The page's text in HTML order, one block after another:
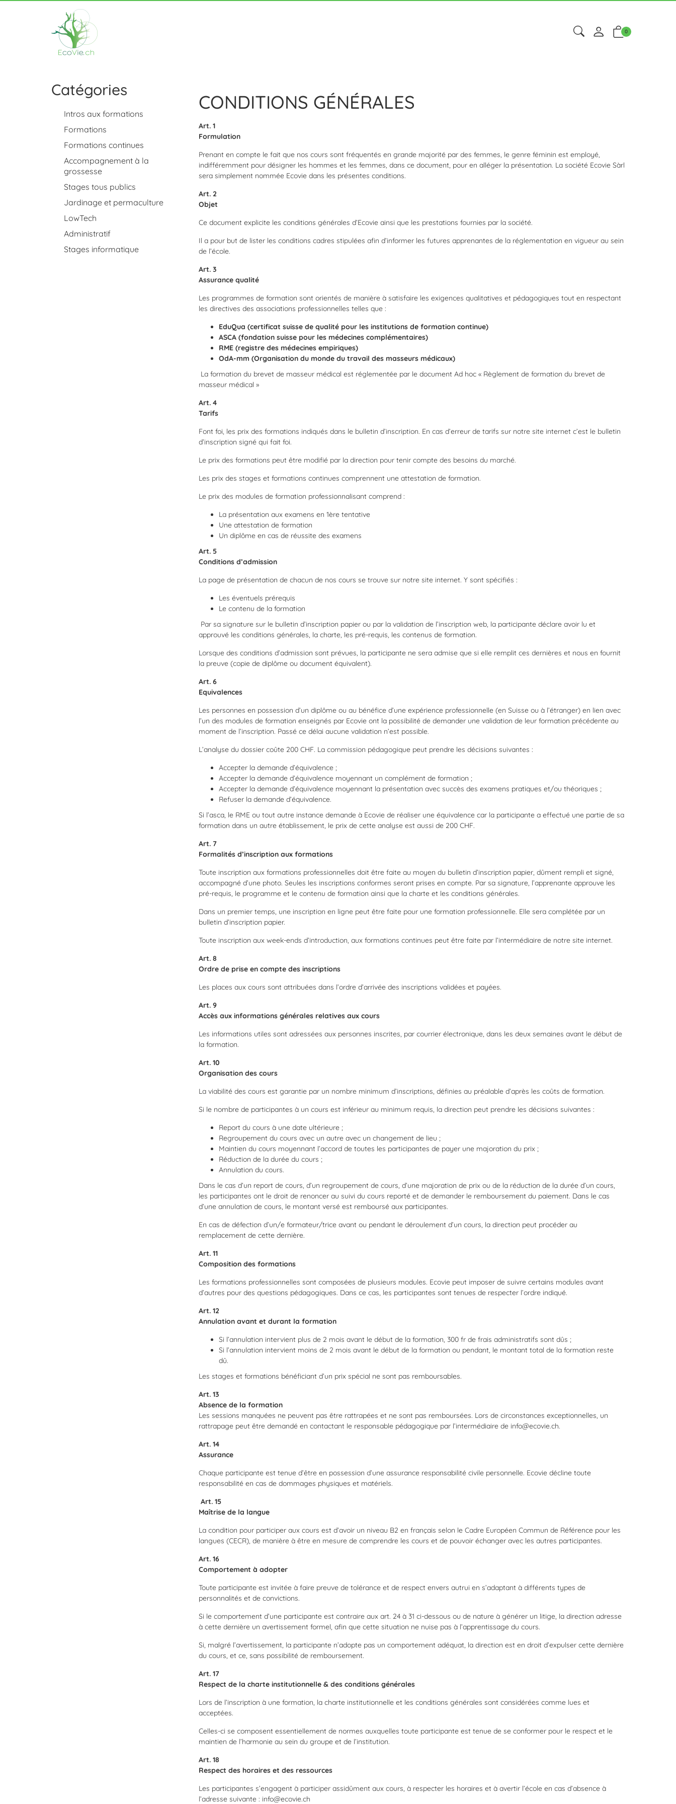
0
CONDITIONS GÉNÉRALES
Art. 1
Formulation
Prenant en compte le fait que nos cours sont fréquentés en grande majorité par des femmes, le genre féminin est employé,
indifféremment pour désigner les hommes et les femmes, dans ce document, pour en alléger la présentation. La société Ecovie Sàrl
sera simplement nommée Ecovie dans les présentes conditions.
Art. 2
Objet
Ce document explicite les conditions générales d’Ecovie ainsi que les prestations fournies par la société.
Il a pour but de lister les conditions cadres stipulées afin d’informer les futures apprenantes de la réglementation en vigueur au sein
de l’école.
Art. 3
Assurance qualité
Les programmes de formation sont orientés de manière à satisfaire les exigences qualitatives et pédagogiques tout en respectant
les directives des associations professionnelles telles que :
EduQua (certificat suisse de qualité pour les institutions de formation continue)
ASCA (fondation suisse pour les médecines complémentaires)
RME (registre des médecines empiriques)
OdA-mm (Organisation du monde du travail des masseurs médicaux)
La formation du brevet de masseur médical est réglementée par le document Ad hoc « Règlement de formation du brevet de
masseur médical »
Art. 4
Tarifs
Font foi, les prix des formations indiqués dans le bulletin d’inscription. En cas d’erreur de tarifs sur notre site internet c’est le bulletin
d’inscription signé qui fait foi.
Le prix des formations peut être modifié par la direction pour tenir compte des besoins du marché.
Les prix des stages et formations continues comprennent une attestation de formation.
Le prix des modules de formation professionnalisant comprend :
La présentation aux examens en 1ère tentative
Une attestation de formation
Un diplôme en cas de réussite des examens
Art. 5
Conditions d’admission
La page de présentation de chacun de nos cours se trouve sur notre site internet. Y sont spécifiés :
Les éventuels prérequis
Le contenu de la formation
Par sa signature sur le bulletin d’inscription papier ou par la validation de l’inscription web, la participante déclare avoir lu et
approuvé les conditions générales, la charte, les pré-requis, les contenus de formation.
Lorsque des conditions d’admission sont prévues, la participante ne sera admise que si elle remplit ces dernières et nous en fournit
la preuve (copie de diplôme ou document équivalent).
Art. 6
Equivalences
Les personnes en possession d’un diplôme ou au bénéfice d’une expérience professionnelle (en Suisse ou à l’étranger) en lien avec
l’un des modules de formation enseignés par Ecovie ont la possibilité de demander une validation de leur formation précédente au
moment de l’inscription. Passé ce délai aucune validation n’est possible.
L’analyse du dossier coûte 200 CHF. La commission pédagogique peut prendre les décisions suivantes :
Accepter la demande d’équivalence ;
Accepter la demande d’équivalence moyennant un complément de formation ;
Accepter la demande d’équivalence moyennant la présentation avec succès des examens pratiques et/ou théoriques ;
Refuser la demande d’équivalence.
Si l’asca, le RME ou tout autre instance demande à Ecovie de réaliser une équivalence car la participante a effectué une partie de sa
formation dans un autre établissement, le prix de cette analyse est aussi de 200 CHF.
Art. 7
Formalités d’inscription aux formations
Toute inscription aux formations professionnelles doit être faite au moyen du bulletin d’inscription papier, dûment rempli et signé,
accompagné d’une photo. Seules les inscriptions conformes seront prises en compte. Par sa signature, l’apprenante approuve les
pré-requis, le programme et le contenu de formation ainsi que la charte et les conditions générales.
Dans un premier temps, une inscription en ligne peut être faite pour une formation professionnelle. Elle sera complétée par un
bulletin d’inscription papier.
Toute inscription aux week-ends d’introduction, aux formations continues peut être faite par l’intermédiaire de notre site internet.
Art. 8
Ordre de prise en compte des inscriptions
Les places aux cours sont attribuées dans l’ordre d’arrivée des inscriptions validées et payées.
Art. 9
Accès aux informations générales relatives aux cours
Les informations utiles sont adressées aux personnes inscrites, par courrier électronique, dans les deux semaines avant le début de
la formation.
Art. 10
Organisation des cours
La viabilité des cours est garantie par un nombre minimum d’inscriptions, définies au préalable d’après les coûts de formation.
Si le nombre de participantes à un cours est inférieur au minimum requis, la direction peut prendre les décisions suivantes :
Report du cours à une date ultérieure ;
Regroupement du cours avec un autre avec un changement de lieu ;
Maintien du cours moyennant l’accord de toutes les participantes de payer une majoration du prix ;
Réduction de la durée du cours ;
Annulation du cours.
Dans le cas d’un report de cours, d’un regroupement de cours, d’une majoration de prix ou de la réduction de la durée d’un cours,
les participantes ont le droit de renoncer au suivi du cours reporté et de demander le remboursement du paiement. Dans le cas
d’une annulation de cours, le montant versé est remboursé aux participantes.
En cas de défection d’un/e formateur/trice avant ou pendant le déroulement d’un cours, la direction peut procéder au
remplacement de cette dernière.
Art. 11
Composition des formations
Les formations professionnelles sont composées de plusieurs modules. Ecovie peut imposer de suivre certains modules avant
d’autres pour des questions pédagogiques. Dans ce cas, les participantes sont tenues de respecter l’ordre indiqué.
Art. 12
Annulation avant et durant la formation
Si l’annulation intervient plus de 2 mois avant le début de la formation, 300 fr de frais administratifs sont dûs ;
Si l’annulation intervient moins de 2 mois avant le début de la formation ou pendant, le montant total de la formation reste
dû.
Les stages et formations bénéficiant d’un prix spécial ne sont pas remboursables.
Art. 13
Absence de la formation
Les sessions manquées ne peuvent pas être rattrapées et ne sont pas remboursées. Lors de circonstances exceptionnelles, un
rattrapage peut être demandé en contactant le responsable pédagogique par l’intermédiaire de info@ecovie.ch.
Art. 14
Assurance
Chaque participante est tenue d’être en possession d’une assurance responsabilité civile personnelle. Ecovie décline toute
responsabilité en cas de dommages physiques et matériels.
Art. 15
Maîtrise de la langue
La condition pour participer aux cours est d’avoir un niveau B2 en français selon le Cadre Européen Commun de Référence pour les
langues (CECR), de manière à être en mesure de comprendre les cours et de pouvoir échanger avec les autres participantes.
Art. 16
Comportement à adopter
Toute participante est invitée à faire preuve de tolérance et de respect envers autrui en s’adaptant à différents types de
personnalités et de convictions.
Si le comportement d’une participante est contraire aux art. 24 à 31 ci-dessous ou de nature à générer un litige, la direction adresse
à cette dernière un avertissement formel, afin que cette situation ne nuise pas à l’apprentissage du cours.
Si, malgré l’avertissement, la participante n’adopte pas un comportement adéquat, la direction est en droit d’expulser cette dernière
du cours, et ce, sans possibilité de remboursement.
Art. 17
Respect de la charte institutionnelle & des conditions générales
Lors de l’inscription à une formation, la charte institutionnelle et les conditions générales sont considérées comme lues et
acceptées.
Celles-ci se composent essentiellement de normes auxquelles toute participante est tenue de se conformer pour le respect et le
maintien de l’harmonie au sein du groupe et de l’institution.
Art. 18
Respect des horaires et des ressources
Les participantes s’engagent à participer assidûment aux cours, à respecter les horaires et à avertir l’école en cas d’absence à
l’adresse suivante : info@ecovie.ch
Catégories
Intros aux formations
Formations
Formations continues
Accompagnement à la
grossesse
Stages tous publics
Jardinage et permaculture
LowTech
Administratif
Stages informatique